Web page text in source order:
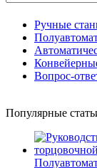
Ручные
Вопрос-
Популярные